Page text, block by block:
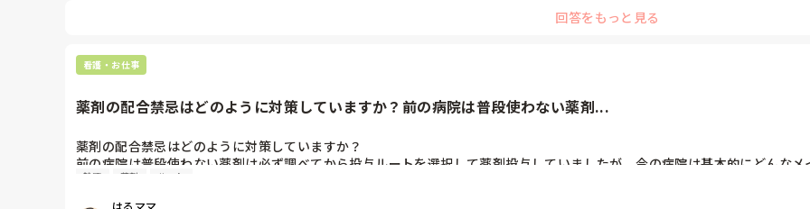
回答をもっと見る
看護・お仕事
薬剤の配合禁忌はどのように対策していますか？前の病院は普段使わない薬剤...
薬剤の配合禁忌はどのように対策していますか？
前の病院は普段使わない薬剤は必ず調べてから投与ルートを選択して薬剤投与していましたが、今の病院は基本的にどんなメ
配合禁忌の対策や、配合禁忌が詳しくまとまった表などがあれば教えてほしいです。
輸液 薬剤 ルート